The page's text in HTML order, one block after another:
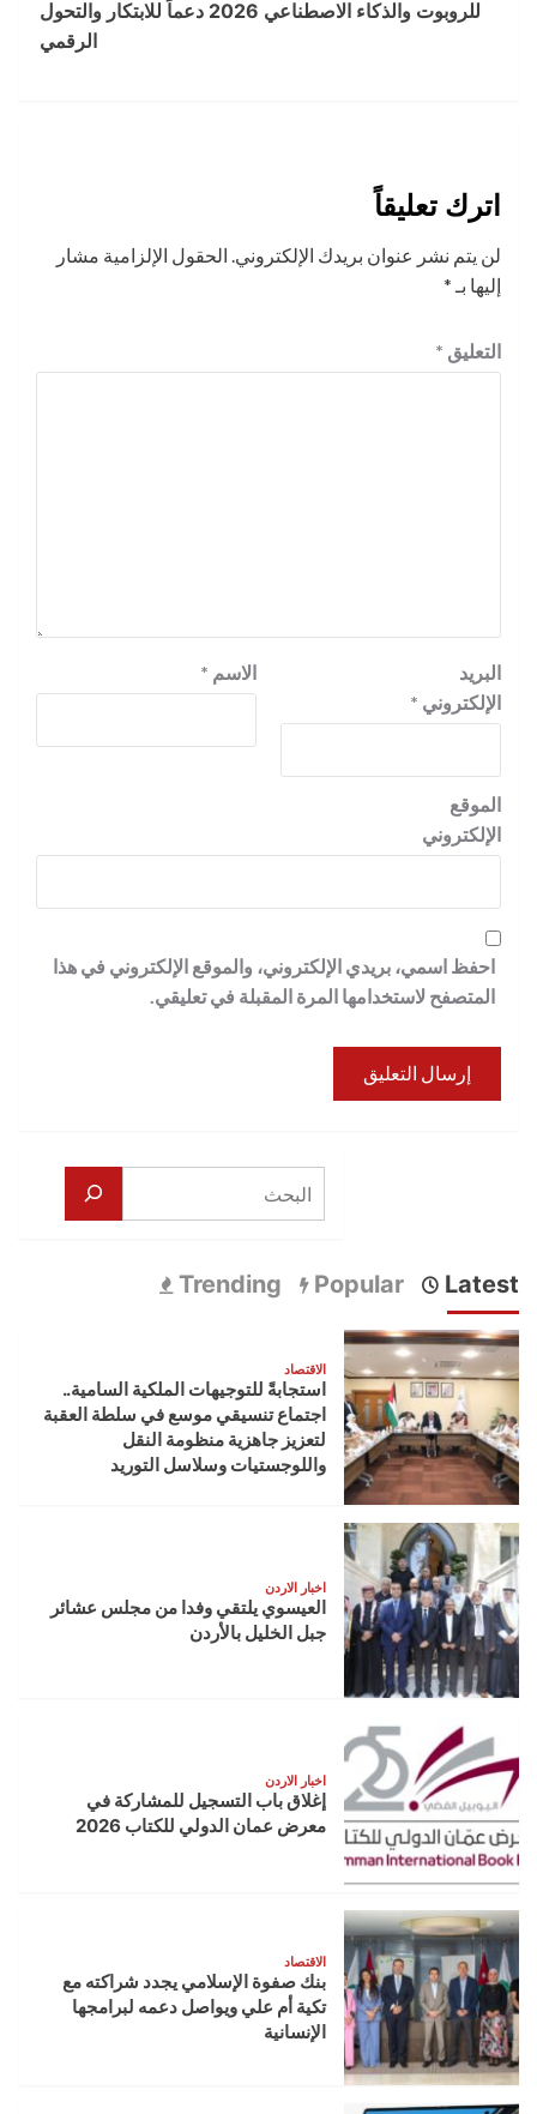
للروبوت والذكاء الاصطناعي 2026 دعماً للابتكار والتحول
الرقمي
اترك تعليقاً
لن يتم نشر عنوان بريدك الإلكتروني. الحقول الإلزامية مشار
إليها بـ *
التعليق *
الاسم *
البريد
الإلكتروني *
الموقع
الإلكتروني
احفظ اسمي، بريدي الإلكتروني، والموقع الإلكتروني في هذا
المتصفح لاستخدامها المرة المقبلة في تعليقي.
Latest
Popular
Trending
الاقتصاد
استجابةً للتوجيهات الملكية السامية..
اجتماع تنسيقي موسع في سلطة العقبة
لتعزيز جاهزية منظومة النقل
واللوجستيات وسلاسل التوريد
اخبار الاردن
العيسوي يلتقي وفدا من مجلس عشائر
جبل الخليل بالأردن
اخبار الاردن
إغلاق باب التسجيل للمشاركة في
معرض عمان الدولي للكتاب 2026
الاقتصاد
بنك صفوة الإسلامي يجدد شراكته مع
تكية أم علي ويواصل دعمه لبرامجها
الإنسانية